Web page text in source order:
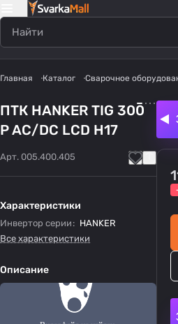
Главная Каталог Сварочное
ПТК HANKER TIG 300
P AC/DC LCD H17
Арт. 005.400.405
Характеристики
Инвертор серии : HANKER
Все характеристики
Описание